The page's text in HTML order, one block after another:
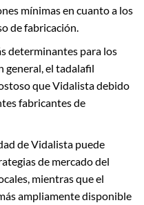
mínimas en cuanto a los
de fabricación.
determinantes para los
general, el tadalafil
que Vidalista debido
fabricantes de
de Vidalista puede
de mercado del
mientras que el
ampliamente disponible